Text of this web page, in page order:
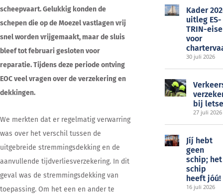
scheepvaart. Gelukkig konden de
schepen die op de Moezel vastlagen vrij
snel worden vrijgemaakt, maar de sluis
bleef tot februari gesloten voor
reparatie. Tijdens deze periode ontving
EOC veel vragen over de verzekering en
dekkingen.
We merkten dat er regelmatig verwarring
was over het verschil tussen de
uitgebreide stremmingsdekking en de
aanvullende tijdverliesverzekering. In dit
geval was de stremmingsdekking van
toepassing. Om het een en ander te
Kader
uitleg ES-
TRIN-
voor
30 juli 2026
bij
27 juli 2026
Jíj́ hebt
geen
schip; het
schip
heeft jóú!
16 juli 2026